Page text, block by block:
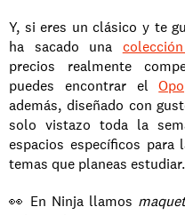
Y, si eres un clásico y te
ha sacado una
precios realmente
puedes encontrar el
además, diseñado con
solo vistazo toda la
espacios específicos para
temas que planeas estudiar.
👀 En Ninja llamos